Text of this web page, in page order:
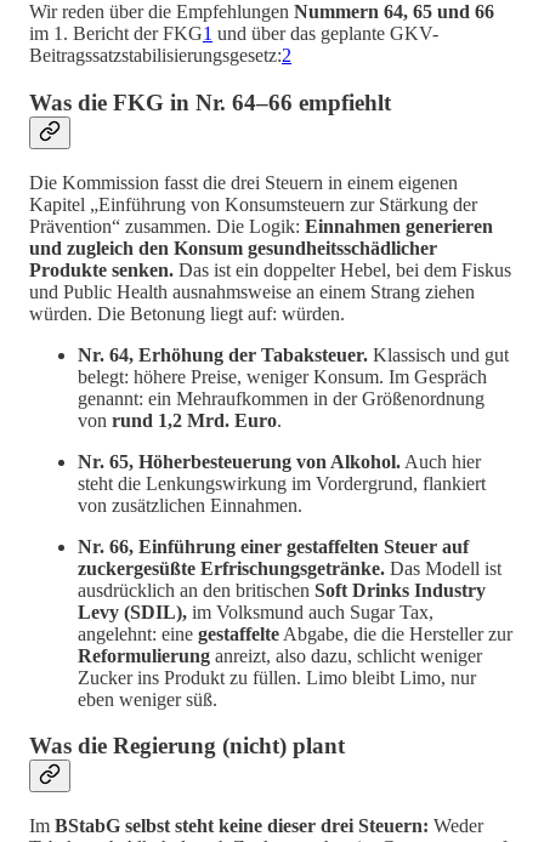
Wir reden über die Empfehlungen Nummern 64, 65 und 66
im 1. Bericht der FKG1 und über das geplante GKV-
Beitragssatzstabilisierungsgesetz:2
Was die FKG in Nr. 64–66 empfiehlt
Die Kommission fasst die drei Steuern in einem eigenen
Kapitel „Einführung von Konsumsteuern zur Stärkung der
Prävention“ zusammen. Die Logik: Einnahmen generieren
und zugleich den Konsum gesundheitsschädlicher
Produkte senken. Das ist ein doppelter Hebel, bei dem Fiskus
und Public Health ausnahmsweise an einem Strang ziehen
würden. Die Betonung liegt auf: würden.
Nr. 64, Erhöhung der Tabaksteuer. Klassisch und gut
belegt: höhere Preise, weniger Konsum. Im Gespräch
genannt: ein Mehraufkommen in der Größenordnung
von rund 1,2 Mrd. Euro.
Nr. 65, Höherbesteuerung von Alkohol. Auch hier
steht die Lenkungswirkung im Vordergrund, flankiert
von zusätzlichen Einnahmen.
Nr. 66, Einführung einer gestaffelten Steuer auf
zuckergesüßte Erfrischungsgetränke. Das Modell ist
ausdrücklich an den britischen Soft Drinks Industry
Levy (SDIL), im Volksmund auch Sugar Tax,
angelehnt: eine gestaffelte Abgabe, die die Hersteller zur
Reformulierung anreizt, also dazu, schlicht weniger
Zucker ins Produkt zu füllen. Limo bleibt Limo, nur
eben weniger süß.
Was die Regierung (nicht) plant
Im BStabG selbst steht keine dieser drei Steuern: Weder